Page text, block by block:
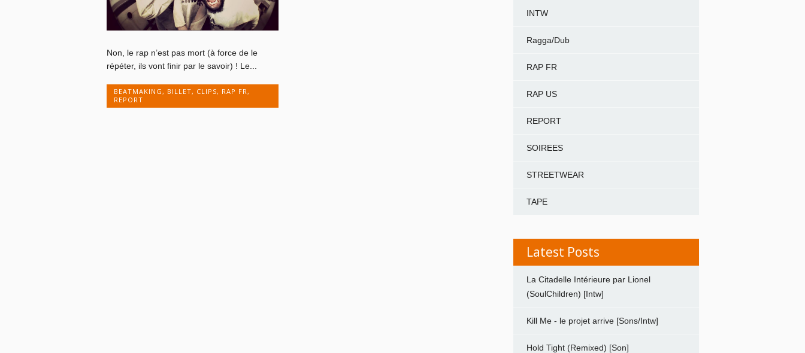
Non, le rap n’est pas mort (à force de le
répéter, ils vont finir par le savoir) ! Le...
BEATMAKING, BILLET, CLIPS, RAP FR,
REPORT
INTW
Ragga/Dub
RAP FR
RAP US
REPORT
SOIREES
STREETWEAR
TAPE
Latest Posts
La Citadelle Intérieure par Lionel
(SoulChildren) [Intw]
Kill Me - le projet arrive [Sons/Intw]
Hold Tight (Remixed) [Son]